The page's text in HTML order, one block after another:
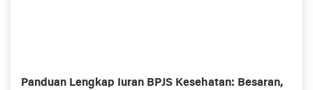
Panduan Lengkap Iuran BPJS Kesehatan: Besaran,